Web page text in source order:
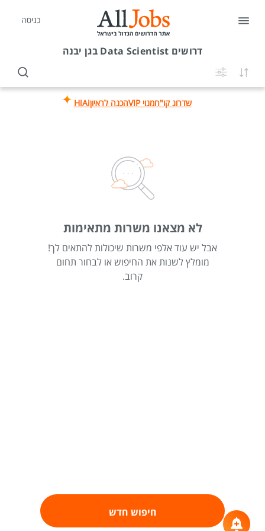
כניסה
דרושים Data Scientist בגן יבנה
שדרוג קו"חמנוי VIP הכנה לראיוןHiAi
לא מצאנו משרות מתאימות
אבל יש עוד אלפי משרות שיכולות להתאים לך!
מומלץ לשנות את החיפוש או לבחור תחום
קרוב.
חיפוש חדש